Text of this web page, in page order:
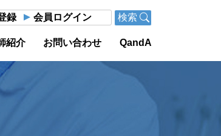
録 会員ログイン 検索
紹介 お問い合わせ QandA